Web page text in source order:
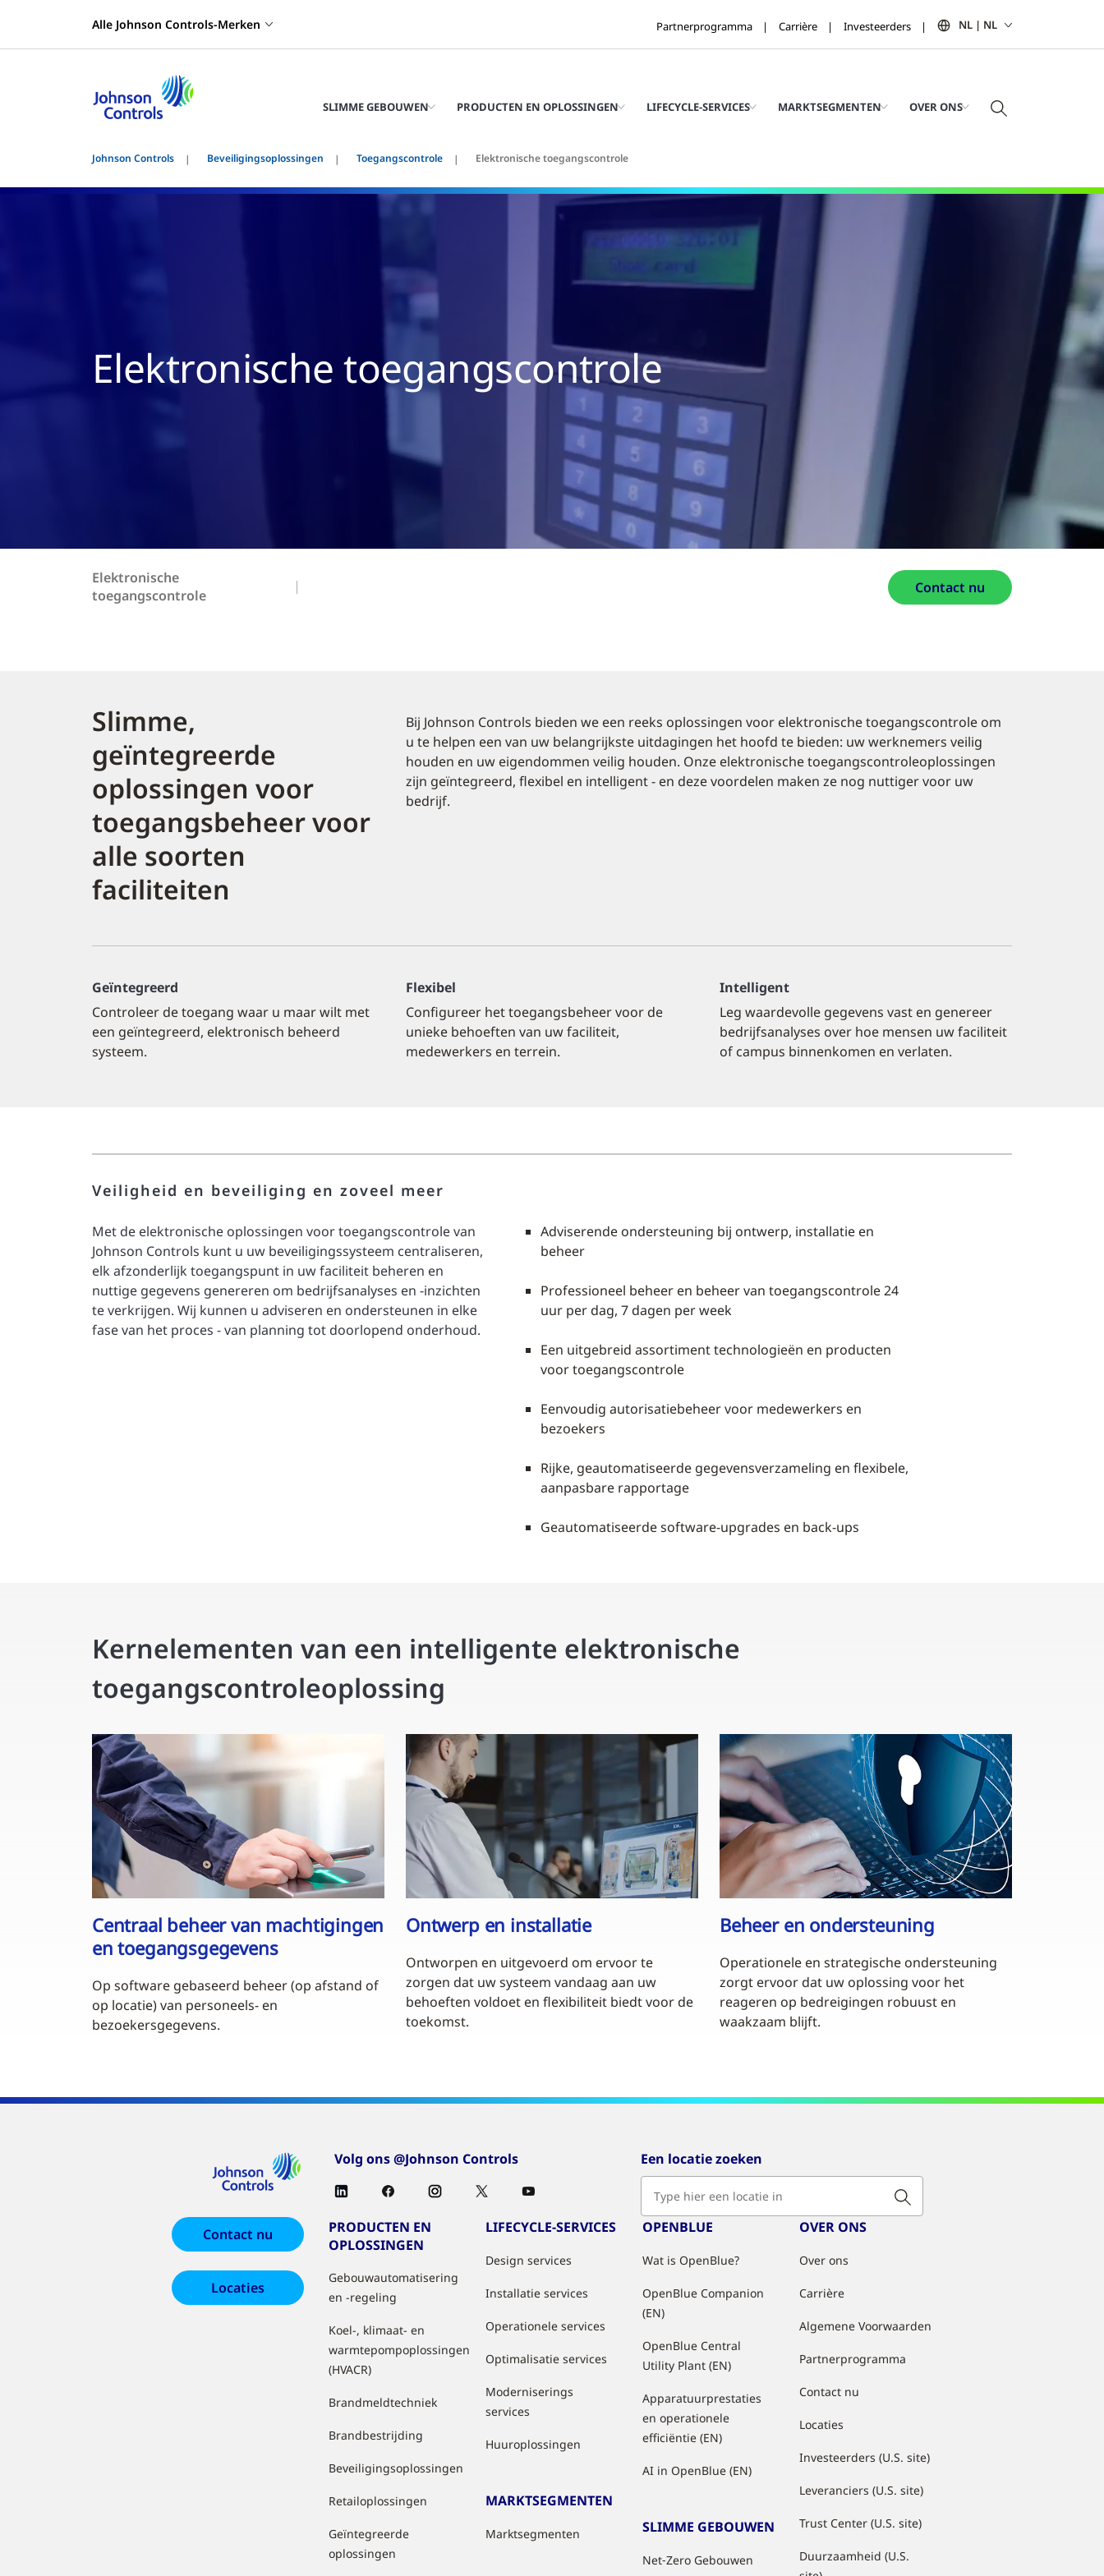
Alle Johnson Controls-Merken Partnerprogramma Carrière Investeerders NL | NL
SLIMME GEBOUWEN PRODUCTEN EN OPLOSSINGEN LIFECYCLE-SERVICES MARKTSEGMENTEN OVER ONS
Johnson Controls Beveiligingsoplossingen Toegangscontrole Elektronische toegangscontrole
Elektronische toegangscontrole
Elektronische
toegangscontrole
Contact nu
Slimme,
geïntegreerde
oplossingen voor
toegangsbeheer voor
alle soorten
faciliteiten
Bij Johnson Controls bieden we een reeks oplossingen voor elektronische toegangscontrole om
u te helpen een van uw belangrijkste uitdagingen het hoofd te bieden: uw werknemers veilig
houden en uw eigendommen veilig houden. Onze elektronische toegangscontroleoplossingen
zijn geïntegreerd, flexibel en intelligent - en deze voordelen maken ze nog nuttiger voor uw
bedrijf.
Geïntegreerd
Controleer de toegang waar u maar wilt met
een geïntegreerd, elektronisch beheerd
systeem.
Flexibel
Configureer het toegangsbeheer voor de
unieke behoeften van uw faciliteit,
medewerkers en terrein.
Intelligent
Leg waardevolle gegevens vast en genereer
bedrijfsanalyses over hoe mensen uw faciliteit
of campus binnenkomen en verlaten.
Veiligheid en beveiliging en zoveel meer
Met de elektronische oplossingen voor toegangscontrole van
Johnson Controls kunt u uw beveiligingssysteem centraliseren,
elk afzonderlijk toegangspunt in uw faciliteit beheren en
nuttige gegevens genereren om bedrijfsanalyses en -inzichten
te verkrijgen. Wij kunnen u adviseren en ondersteunen in elke
fase van het proces - van planning tot doorlopend onderhoud.
Adviserende ondersteuning bij ontwerp, installatie en
beheer
Professioneel beheer en beheer van toegangscontrole 24
uur per dag, 7 dagen per week
Een uitgebreid assortiment technologieën en producten
voor toegangscontrole
Eenvoudig autorisatiebeheer voor medewerkers en
bezoekers
Rijke, geautomatiseerde gegevensverzameling en flexibele,
aanpasbare rapportage
Geautomatiseerde software-upgrades en back-ups
Kernelementen van een intelligente elektronische
toegangscontroleoplossing
Centraal beheer van machtigingen
en toegangsgegevens
Op software gebaseerd beheer (op afstand of
op locatie) van personeels- en
bezoekersgegevens.
Ontwerp en installatie
Ontworpen en uitgevoerd om ervoor te
zorgen dat uw systeem vandaag aan uw
behoeften voldoet en flexibiliteit biedt voor de
toekomst.
Beheer en ondersteuning
Operationele en strategische ondersteuning
zorgt ervoor dat uw oplossing voor het
reageren op bedreigingen robuust en
waakzaam blijft.
Volg ons @Johnson Controls Een locatie zoeken
Contact nu
Locaties
PRODUCTEN EN
OPLOSSINGEN
Gebouwautomatisering
en -regeling
Koel-, klimaat- en
warmtepompoplossingen
(HVACR)
Brandmeldtechniek
Brandbestrijding
Beveiligingsoplossingen
Retailoplossingen
Geïntegreerde
oplossingen
LIFECYCLE-SERVICES
Design services
Installatie services
Operationele services
Optimalisatie services
Moderniserings
services
Huuroplossingen
MARKTSEGMENTEN
Marktsegmenten
OPENBLUE
Wat is OpenBlue?
OpenBlue Companion
(EN)
OpenBlue Central
Utility Plant (EN)
Apparatuurprestaties
en operationele
efficiëntie (EN)
AI in OpenBlue (EN)
SLIMME GEBOUWEN
Net‑Zero Gebouwen
OVER ONS
Over ons
Carrière
Algemene Voorwaarden
Partnerprogramma
Contact nu
Locaties
Investeerders (U.S. site)
Leveranciers (U.S. site)
Trust Center (U.S. site)
Duurzaamheid (U.S.